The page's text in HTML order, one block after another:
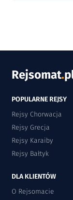
Rejsomat.
POPULARNE REJSY
Rejsy Chorwacja
Rejsy Grecja
Rejsy Karaiby
Rejsy Bałtyk
DLA KLIENTÓW
O Rejsomacie